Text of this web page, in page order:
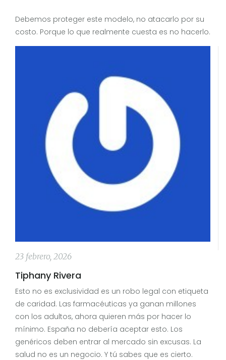
Debemos proteger este modelo, no atacarlo por su
costo. Porque lo que realmente cuesta es no hacerlo.
23 febrero, 2026
Tiphany Rivera
Esto no es exclusividad es un robo legal con etiqueta
de caridad. Las farmacéuticas ya ganan millones
con los adultos, ahora quieren más por hacer lo
mínimo. España no debería aceptar esto. Los
genéricos deben entrar al mercado sin excusas. La
salud no es un negocio. Y tú sabes que es cierto.